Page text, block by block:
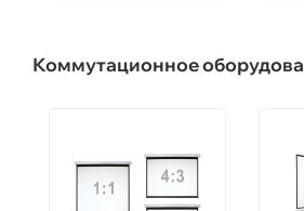
Коммутационное